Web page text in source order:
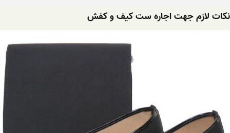
نکات لازم جهت اجاره ست کیف و کفش